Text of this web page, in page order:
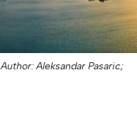
Author: Aleksandar Pasaric;